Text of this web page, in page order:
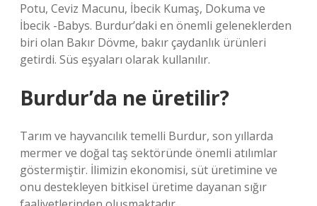
Potu, Ceviz Macunu, İbecik Kumaş, Dokuma ve
İbecik -Babys. Burdur’daki en önemli geleneklerden
biri olan Bakır Dövme, bakır çaydanlık ürünleri
getirdi. Süs eşyaları olarak kullanılır.
Burdur’da ne üretilir?
Tarım ve hayvancılık temelli Burdur, son yıllarda
mermer ve doğal taş sektöründe önemli atılımlar
göstermiştir. İlimizin ekonomisi, süt üretimine ve
onu destekleyen bitkisel üretime dayanan sığır